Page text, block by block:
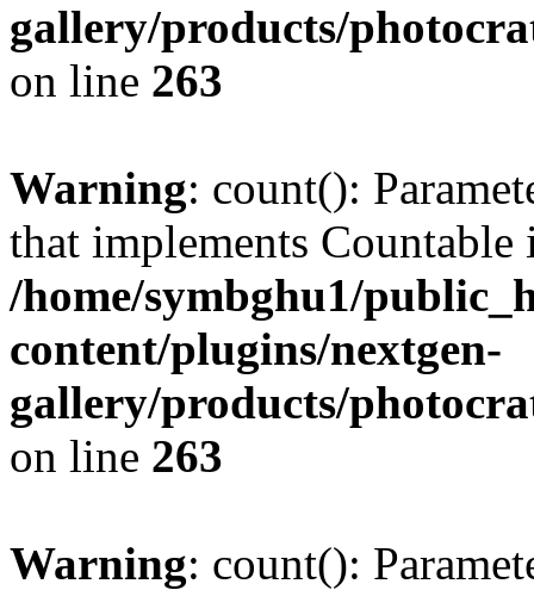
gallery/products/
on line 263
Warning: count():
that implements Countable
/home/symbghu1/
content/plugins/nextgen-
gallery/products/
on line 263
Warning: count():